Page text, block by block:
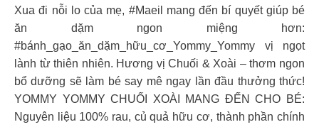
Xua đi nỗi lo của mẹ, #Maeil mang đến bí quyết giúp bé
ăn dặm ngon miệng hơn:
#bánh_gạo_ăn_dặm_hữu_cơ_Yommy_Yommy vị ngọt
lành từ thiên nhiên. Hương vị Chuối & Xoài – thơm ngon
bổ dưỡng sẽ làm bé say mê ngay lần đầu thưởng thức!
YOMMY YOMMY CHUỐI XOÀI MANG ĐẾN CHO BÉ:
Nguyên liệu 100% rau, củ quả hữu cơ, thành phần chính